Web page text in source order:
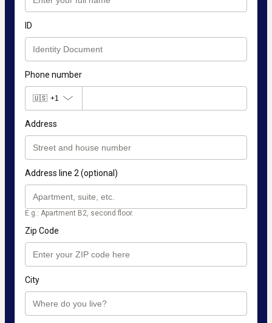
ID
Phone number
🇺🇸 +1
Address
Address line 2 (optional)
E.g.: Apartment B2, second floor.
Zip Code
City